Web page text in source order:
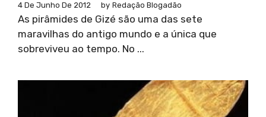
4 De Junho De 2012 by Redação Blogadão
As pirâmides de Gizé são uma das sete
maravilhas do antigo mundo e a única que
sobreviveu ao tempo. No ...